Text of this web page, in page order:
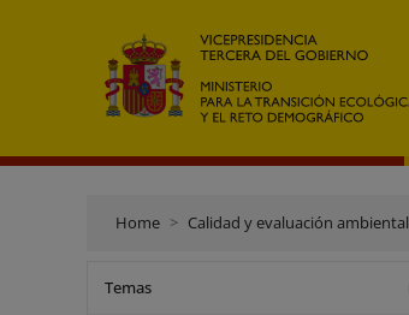
Home Calidad y evaluación ambiental
Temas